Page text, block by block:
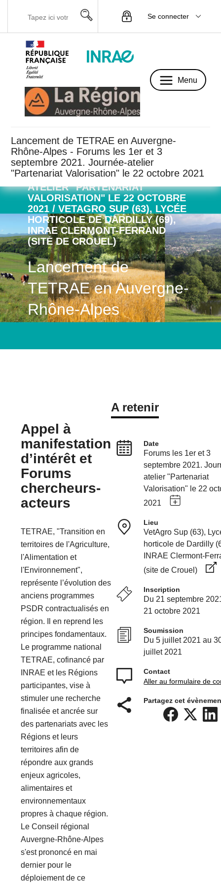
Se connecter
Menu
Lancement de TETRAE en Auvergne-
Rhône-Alpes - Forums les 1er et 3
septembre 2021. Journée-atelier
"Partenariat Valorisation" le 22 octobre 2021
FORUMS LES 1ER ET 3
SEPTEMBRE 2021. JOURNÉE-
ATELIER "PARTENARIAT
VALORISATION" LE 22 OCTOBRE
2021 / VETAGRO SUP (63), LYCÉE
HORTICOLE DE DARDILLY (69),
INRAE CLERMONT-FERRAND
(SITE DE CROUEL)
Lancement de
TETRAE en Auvergne-
Rhône-Alpes
Appel à
manifestation
d’intérêt et
Forums
chercheurs-
acteurs
TETRAE, "Transition en
territoires de l'Agriculture,
l'Alimentation et
l'Environnement",
représente l’évolution des
anciens programmes
PSDR contractualisés en
région. Il en reprend les
principes fondamentaux.
Le programme national
TETRAE, cofinancé par
INRAE et les Régions
participantes, vise à
stimuler une recherche
finalisée et ancrée sur
des partenariats avec les
Régions et leurs
territoires afin de
répondre aux grands
enjeux agricoles,
alimentaires et
environnementaux
propres à chaque région.
Le Conseil régional
Auvergne-Rhône-Alpes
s'est prononcé en mai
dernier pour le
déploiement de ce
A retenir
Date
Forums les 1er et 3
septembre 2021.
atelier "Partenariat
Valorisation" le 22
2021
Lieu
VetAgro Sup (63),
horticole de Dardilly
INRAE Clermont-
(site de Crouel)
Inscription
Du 21 septembre
21 octobre 2021
Soumission
Du 5 juillet 2021 au
juillet 2021
Contact
Aller au formulaire de
Partagez cet